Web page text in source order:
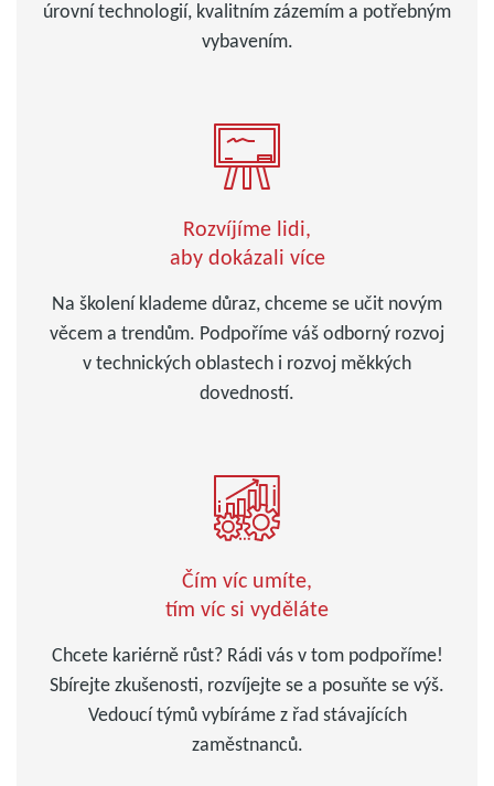
úrovní technologií, kvalitním zázemím a potřebným
vybavením.
Rozvíjíme lidi,
aby dokázali více
Na školení klademe důraz, chceme se učit novým
věcem a trendům. Podpoříme váš odborný rozvoj
v technických oblastech i rozvoj měkkých
dovedností.
Čím víc umíte,
tím víc si vyděláte
Chcete kariérně růst? Rádi vás v tom podpoříme!
Sbírejte zkušenosti, rozvíjejte se a posuňte se výš.
Vedoucí týmů vybíráme z řad stávajících
zaměstnanců.